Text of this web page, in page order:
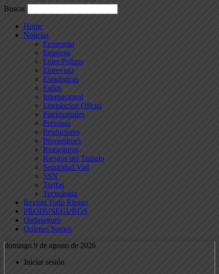
Buscar
Home
Noticias
Economia
Empresa
Entre Polizas
Entrevista
Estadisticas
Fallos
Internacional
Legislacion Oficial
Patrimoniales
Personas
Productores
Proveedores
Reaseguros
Riesgos del Trabajo
Seguridad Vial
SSN
Tarifas
Tecnologia
Revista Todo Riesgo
PRODUSEGUROS
Ondaseguro
Quienes Somos
domingo 9 de agosto de 2026
Iniciar sesión